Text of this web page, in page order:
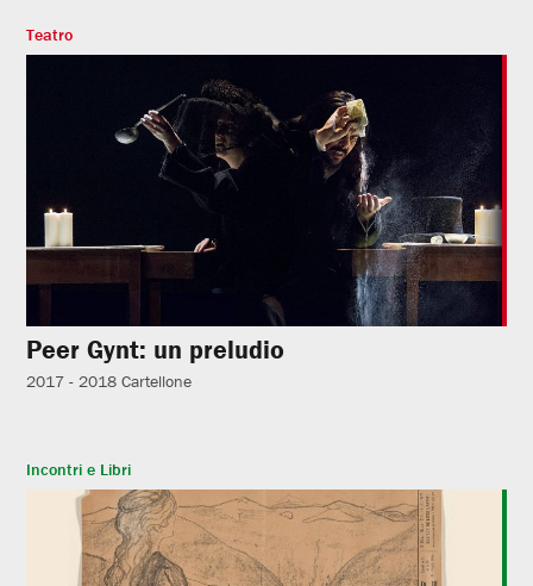
Teatro
Peer Gynt: un preludio
2017 - 2018 Cartellone
Incontri e Libri